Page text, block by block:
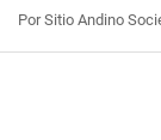
Por Sitio Andino